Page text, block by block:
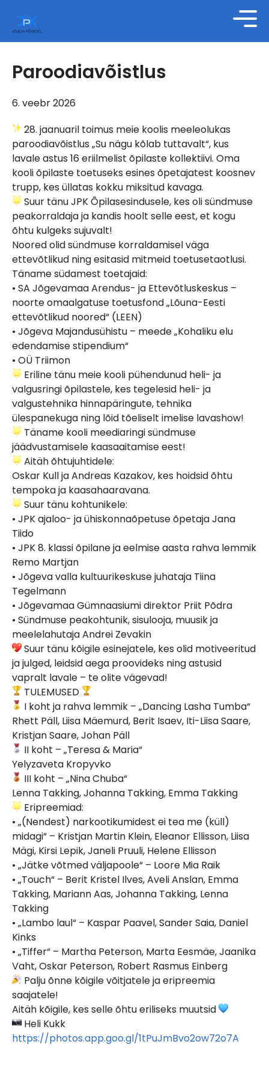
Paroodiavõistlus
6. veebr 2026
28. jaanuaril toimus meie koolis meeleolukas
paroodiavõistlus „Su nägu kõlab tuttavalt“, kus
lavale astus 16 eriilmelist õpilaste kollektiivi. Oma
kooli õpilaste toetuseks esines õpetajatest koosnev
trupp, kes üllatas kokku miksitud kavaga.
Suur tänu JPK Õpilasesindusele, kes oli sündmuse
peakorraldaja ja kandis hoolt selle eest, et kogu
õhtu kulgeks sujuvalt!
Noored olid sündmuse korraldamisel väga
ettevõtlikud ning esitasid mitmeid toetusetaotlusi.
Täname südamest toetajaid:
• SA Jõgevamaa Arendus- ja Ettevõtluskeskus –
noorte omaalgatuse toetusfond „Lõuna-Eesti
ettevõtlikud noored“ (LEEN)
• Jõgeva Majandusühistu – meede „Kohaliku elu
edendamise stipendium“
• OÜ Triimon
Eriline tänu meie kooli pühendunud heli- ja
valgusringi õpilastele, kes tegelesid heli- ja
valgustehnika hinnapäringute, tehnika
ülespanekuga ning lõid tõeliselt imelise lavashow!
Täname kooli meediaringi sündmuse
jäädvustamisele kaasaaitamise eest!
Aitäh õhtujuhtidele:
Oskar Kull ja Andreas Kazakov, kes hoidsid õhtu
tempoka ja kaasahaaravana.
Suur tänu kohtunikele:
• JPK ajaloo- ja ühiskonnaõpetuse õpetaja Jana
Tiido
• JPK 8. klassi õpilane ja eelmise aasta rahva lemmik
Remo Martjan
• Jõgeva valla kultuurikeskuse juhataja Tiina
Tegelmann
• Jõgevamaa Gümnaasiumi direktor Priit Põdra
• Sündmuse peakohtunik, sisulooja, muusik ja
meelelahutaja Andrei Zevakin
Suur tänu kõigile esinejatele, kes olid motiveeritud
ja julged, leidsid aega proovideks ning astusid
vapralt lavale – te olite vägevad!
TULEMUSED
I koht ja rahva lemmik – „Dancing Lasha Tumba“
Rhett Päll, Liisa Mäemurd, Berit Isaev, Iti-Liisa Saare,
Kristjan Saare, Johan Päll
II koht – „Teresa & Maria“
Yelyzaveta Kropyvko
III koht – „Nina Chuba“
Lenna Takking, Johanna Takking, Emma Takking
Eripreemiad:
• „(Nendest) narkootikumidest ei tea me (küll)
midagi“ – Kristjan Martin Klein, Eleanor Ellisson, Liisa
Mägi, Kirsi Lepik, Janeli Pruuli, Helene Ellisson
• „Jätke võtmed väljapoole“ – Loore Mia Raik
• „Touch“ – Berit Kristel Ilves, Aveli Anslan, Emma
Takking, Mariann Aas, Johanna Takking, Lenna
Takking
• „Lambo laul“ – Kaspar Paavel, Sander Saia, Daniel
Kinks
• „Tiffer“ – Martha Peterson, Marta Eesmäe, Jaanika
Vaht, Oskar Peterson, Robert Rasmus Einberg
Palju õnne kõigile võitjatele ja eripreemia
saajatele!
Aitäh kõigile, kes selle õhtu eriliseks muutsid
Heli Kukk
https://photos.app.goo.gl/1tPuJmBvo2ow72o7A